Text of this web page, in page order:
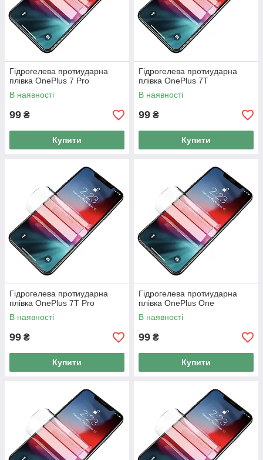
Гідрогелева протиударна
плівка OnePlus 7 Pro
В наявності
99 ₴
Купити
Гідрогелева протиударна
плівка OnePlus 7T
В наявності
99 ₴
Купити
Гідрогелева протиударна
плівка OnePlus 7T Pro
В наявності
99 ₴
Купити
Гідрогелева протиударна
плівка OnePlus One
В наявності
99 ₴
Купити